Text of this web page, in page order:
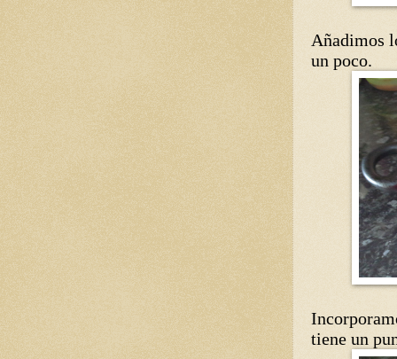
Añadimos
un poco.
tiene un